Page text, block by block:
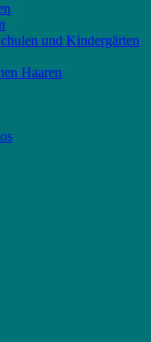
und Kindergärten
Haaren